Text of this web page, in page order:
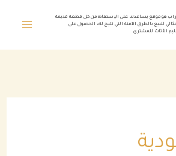
هو موقع يساعدك على الإستفادة من كل قطعة قديمة
للبيع بالطرق الآمنة التي تتيح لك الحصول على
الأثاث للمشتري